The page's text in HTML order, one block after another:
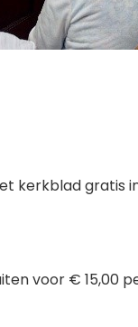
kerkblad gratis
voor € 15,00